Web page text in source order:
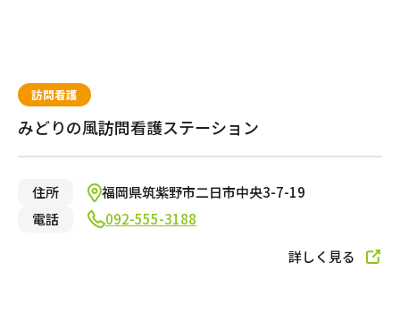
訪問看護
みどりの風訪問看護ステーション
住所
福岡県筑紫野市二日市中央3-7-19
電話
092-555-3188
詳しく見る